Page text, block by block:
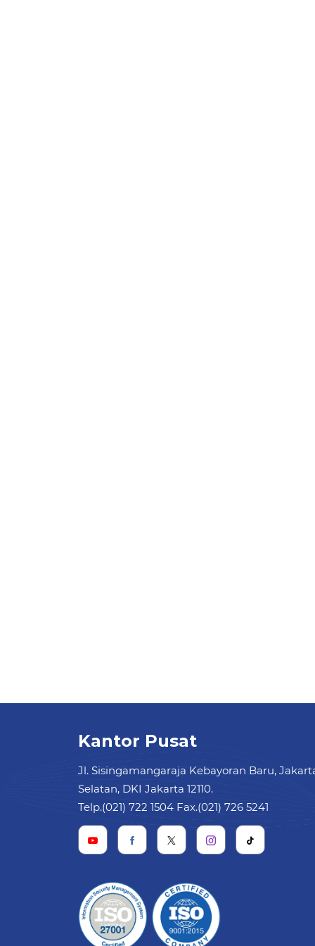
Kantor Pusat
Jl. Sisingamangaraja Kebayoran Baru,
Selatan, DKI Jakarta 12110.
Telp.(021) 722 1504 Fax.(021) 726 5241